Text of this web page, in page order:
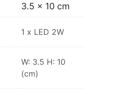
3.5 × 10 cm
1 x LED 2W
W: 3.5 H: 10
(cm)